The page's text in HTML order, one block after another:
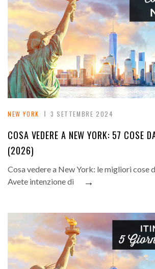
NEW YORK 3 SETTEMBRE 2024
COSA VEDERE A NEW YORK: 57 COSE
(2026)
Cosa vedere a New York: le migliori cose
Avete intenzione di
→